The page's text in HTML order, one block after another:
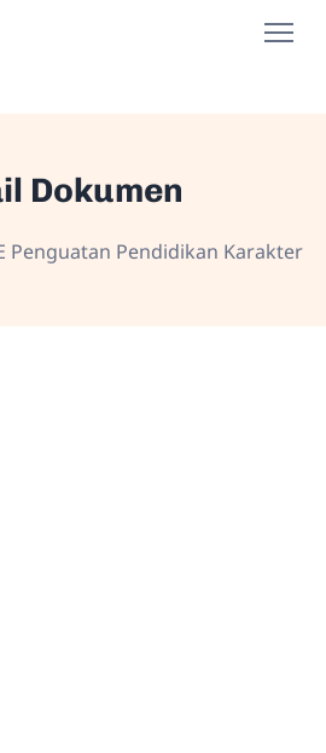
Dokumen
Penguatan Pendidikan Karakter